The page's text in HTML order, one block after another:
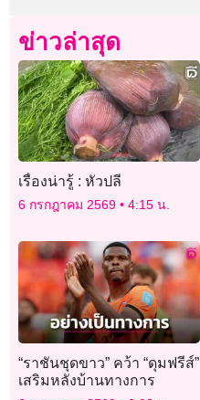
ข่าวล่าสุด
เรื่องน่ารู้ : หัวปลี
6 กรกฎาคม 2569 4:15 น.
“ราชันชุดขาว” คว้า “ดุมฟรีส์”
เสริมหลังบ้านทางการ